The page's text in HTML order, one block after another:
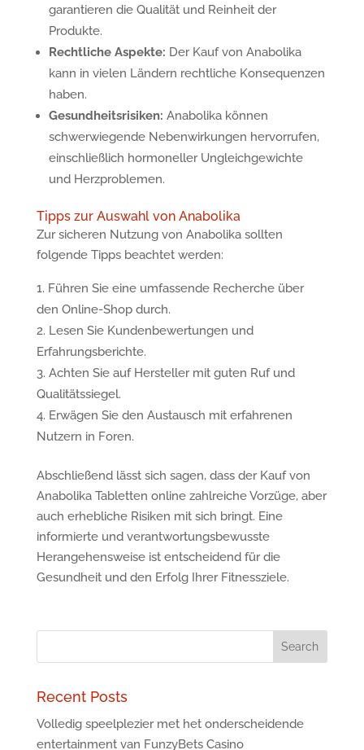
garantieren die Qualität und Reinheit der
Produkte.
Rechtliche Aspekte: Der Kauf von Anabolika
kann in vielen Ländern rechtliche Konsequenzen
haben.
Gesundheitsrisiken: Anabolika können
schwerwiegende Nebenwirkungen hervorrufen,
einschließlich hormoneller Ungleichgewichte
und Herzproblemen.
Tipps zur Auswahl von Anabolika
Zur sicheren Nutzung von Anabolika sollten
folgende Tipps beachtet werden:
Führen Sie eine umfassende Recherche über
den Online-Shop durch.
Lesen Sie Kundenbewertungen und
Erfahrungsberichte.
Achten Sie auf Hersteller mit guten Ruf und
Qualitätssiegel.
Erwägen Sie den Austausch mit erfahrenen
Nutzern in Foren.
Abschließend lässt sich sagen, dass der Kauf von
Anabolika Tabletten online zahlreiche Vorzüge, aber
auch erhebliche Risiken mit sich bringt. Eine
informierte und verantwortungsbewusste
Herangehensweise ist entscheidend für die
Gesundheit und den Erfolg Ihrer Fitnessziele.
Recent Posts
Volledig speelplezier met het onderscheidende
entertainment van FunzyBets Casino